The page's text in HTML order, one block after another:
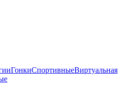
ГонкиСпортивныеВиртуальная